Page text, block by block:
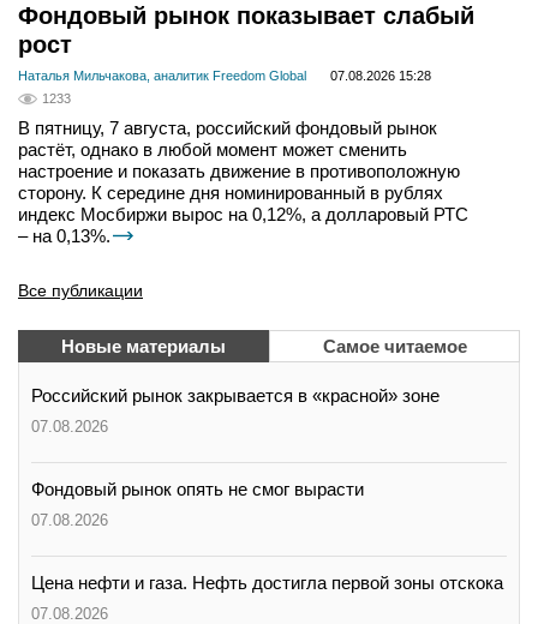
Фондовый рынок показывает слабый
рост
Наталья Мильчакова, аналитик Freedom Global
07.08.2026 15:28
1233
В пятницу, 7 августа, российский фондовый рынок
растёт, однако в любой момент может сменить
настроение и показать движение в противоположную
сторону. К середине дня номинированный в рублях
индекс Мосбиржи вырос на 0,12%, а долларовый РТС
– на 0,13%.
Все публикации
Новые материалы Самое читаемое
Российский рынок закрывается в «красной» зоне
07.08.2026
Фондовый рынок опять не смог вырасти
07.08.2026
Цена нефти и газа. Нефть достигла первой зоны отскока
07.08.2026